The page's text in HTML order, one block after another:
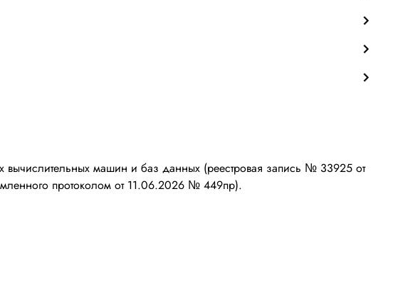
машин и баз данных (реестровая запись № 33925 от
протоколом от 11.06.2026 № 449пр).